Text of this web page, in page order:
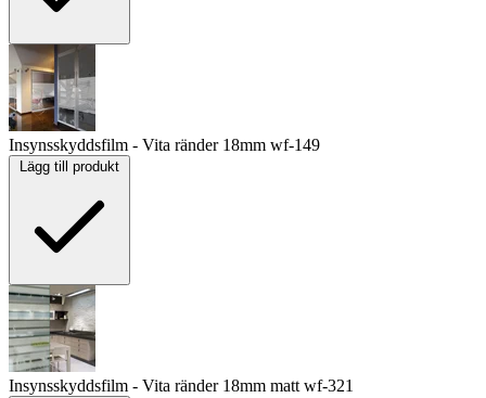
Insynsskyddsfilm - Vita ränder 18mm wf-149
Lägg till produkt
Insynsskyddsfilm - Vita ränder 18mm mattwf-321